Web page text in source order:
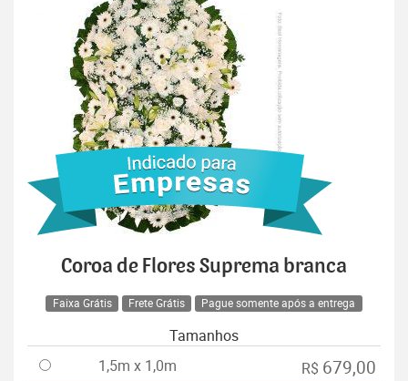
Coroa de Flores Suprema branca
Faixa Grátis Frete Grátis Pague somente após a entrega
Tamanhos
1,5m x 1,0m
R$ 679,00